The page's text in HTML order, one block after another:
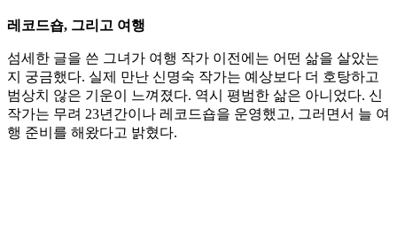
레코드숍, 그리고 여행
섬세한 글을 쓴 그녀가 여행 작가 이전에는 어떤 삶을 살았는
지 궁금했다. 실제 만난 신명숙 작가는 예상보다 더 호탕하고
범상치 않은 기운이 느껴졌다. 역시 평범한 삶은 아니었다. 신
작가는 무려 23년간이나 레코드숍을 운영했고, 그러면서 늘 여
행 준비를 해왔다고 밝혔다.